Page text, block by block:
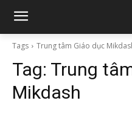
Tags Trung tâm Giáo dục
Tag: Trung
Mikdash